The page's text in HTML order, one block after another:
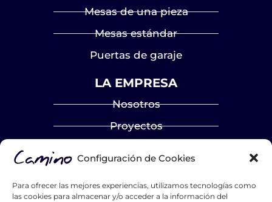
Configuración de Cookies
Para ofrecer las mejores experiencias, utilizamos tecnologías como
las cookies para almacenar y/o acceder a la información del
Mesas de una pieza
Mesas estándar
Puertas de garaje
LA EMPRESA
Nosotros
Proyectos
Catálogos